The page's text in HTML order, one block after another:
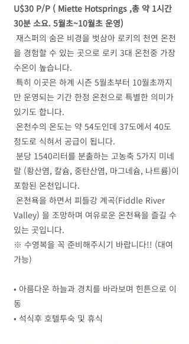
U$30 P/P ( Miette Hotsprings ,총 약 1시간
30분 소요. 5월초~10월초 운영)
재스퍼의 숨은 비경을 벗삼아 로키의 천연 온천
을 경험할 수 있는 곳으로 로키 3대 온천중 가장
수온이 높습니다.
특히 이곳은 하계 시즌 5월초부터 10월초까지
만 운영되는 기간 한정 온천으로 특별한 의미가
있기도 합니다.
온천수의 온도는 약 54도인데 37도에서 40도
정도로 식혀서 공급이 됩니다.
분당 1540리터를 분출하는 고농축 5가지 미네
랄 (황산염, 칼슘, 중탄산염, 마그네슘, 나트륨)이
포함된 온천입니다.
온천욕을 하면서 피들강 계곡(Fiddle River
Valley) 을 조망하며 여유로운 온천욕을 즐길 수
있는 곳입니다.
※ 수영복을 꼭 준비해주시기 바랍니다!! (대여
가능)
• 아름다운 하늘과 경치를 바라보며 힌튼으로 이
동
• 석식후 호텔투숙 및 휴식